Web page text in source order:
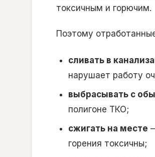
токсичным и горючим.
Поэтому
сливать в
нарушает работу
выбрасывать с
полигоне ТКО;
сжигать на месте
горения токсичны;